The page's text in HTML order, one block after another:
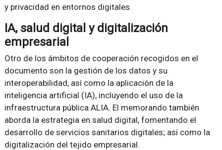
y privacidad en entornos digitales.
IA, salud digital y digitalización
empresarial
Otro de los ámbitos de cooperación recogidos en el
documento son la gestión de los datos y su
interoperabilidad, así como la aplicación de la
inteligencia artificial (IA), incluyendo el uso de la
infraestructura pública ALIA. El memorando también
aborda la estrategia en salud digital, fomentando el
desarrollo de servicios sanitarios digitales; así como la
digitalización del tejido empresarial.